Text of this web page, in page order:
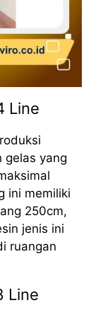
Line
gelas yang
ini memiliki
250cm,
jenis ini
ruangan
Line